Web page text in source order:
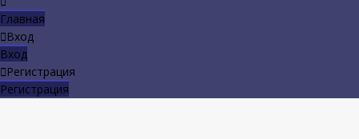
Главная
Вход
Вход
Регистрация
Регистрация